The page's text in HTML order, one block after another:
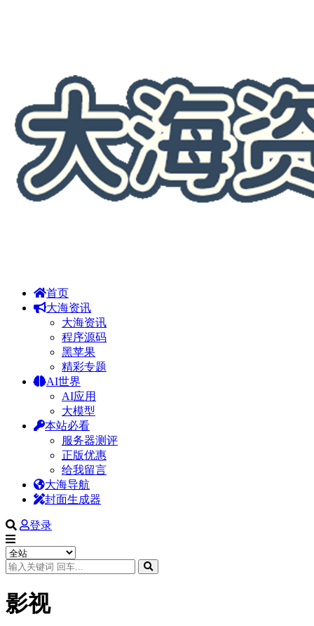
首页
大海资讯
大海资讯
程序源码
黑苹果
精彩专题
AI世界
AI应用
大模型
本站必看
服务器测评
正版优惠
给我留言
大海导航
封面生成器
登录
影视